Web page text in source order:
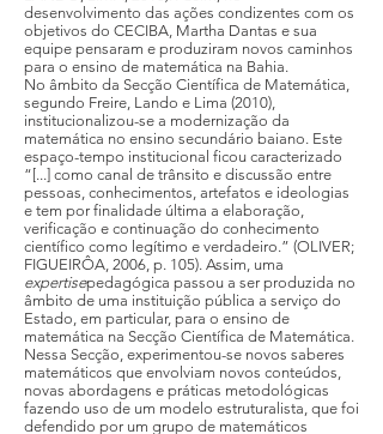
desenvolvimento das ações condizentes com os
objetivos do CECIBA, Martha Dantas e sua
equipe pensaram e produziram novos caminhos
para o ensino de matemática na Bahia.
No âmbito da Secção Científica de Matemática,
segundo Freire, Lando e Lima (2010),
institucionalizou-se a modernização da
matemática no ensino secundário baiano. Este
espaço-tempo institucional ficou caracterizado
“[...] como canal de trânsito e discussão entre
pessoas, conhecimentos, artefatos e ideologias
e tem por finalidade última a elaboração,
verificação e continuação do conhecimento
científico como legítimo e verdadeiro.” (OLIVER;
FIGUEIRÔA, 2006, p. 105). Assim, uma
expertisepedagógica passou a ser produzida no
âmbito de uma instituição pública a serviço do
Estado, em particular, para o ensino de
matemática na Secção Científica de Matemática.
Nessa Secção, experimentou-se novos saberes
matemáticos que envolviam novos conteúdos,
novas abordagens e práticas metodológicas
fazendo uso de um modelo estruturalista, que foi
defendido por um grupo de matemáticos